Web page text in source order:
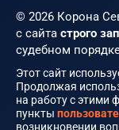
© 2026 Корона
с сайта строго
судебном
Этот сайт
Продолжая
на работу с этими
пункты
возникновении